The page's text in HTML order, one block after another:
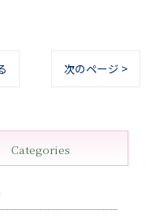
次のページ >
Categories